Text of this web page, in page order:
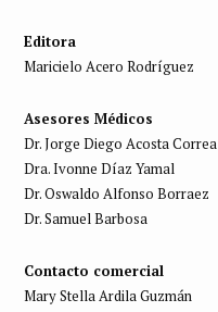
Editora
Maricielo Acero Rodríguez
Asesores Médicos
Dr. Jorge Diego Acosta Correa
Dra. Ivonne Díaz Yamal
Dr. Oswaldo Alfonso Borraez
Dr. Samuel Barbosa
Contacto comercial
Mary Stella Ardila Guzmán